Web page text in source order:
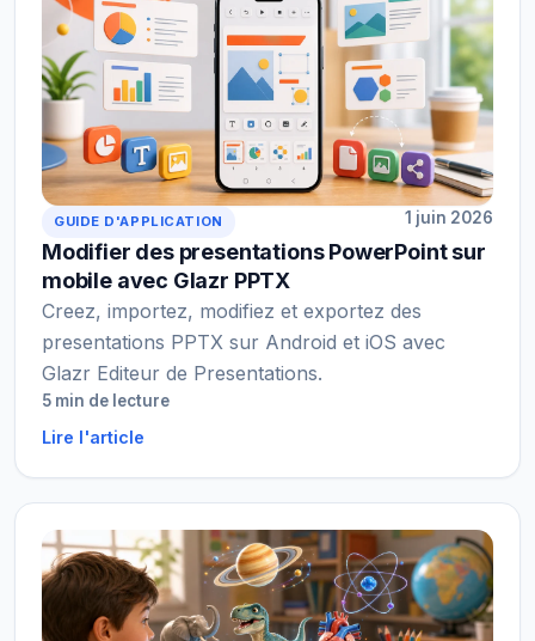
GUIDE D'APPLICATION 1 juin 2026
Modifier des presentations PowerPoint sur
mobile avec Glazr PPTX
Creez, importez, modifiez et exportez des
presentations PPTX sur Android et iOS avec
Glazr Editeur de Presentations.
5 min de lecture
Lire l'article